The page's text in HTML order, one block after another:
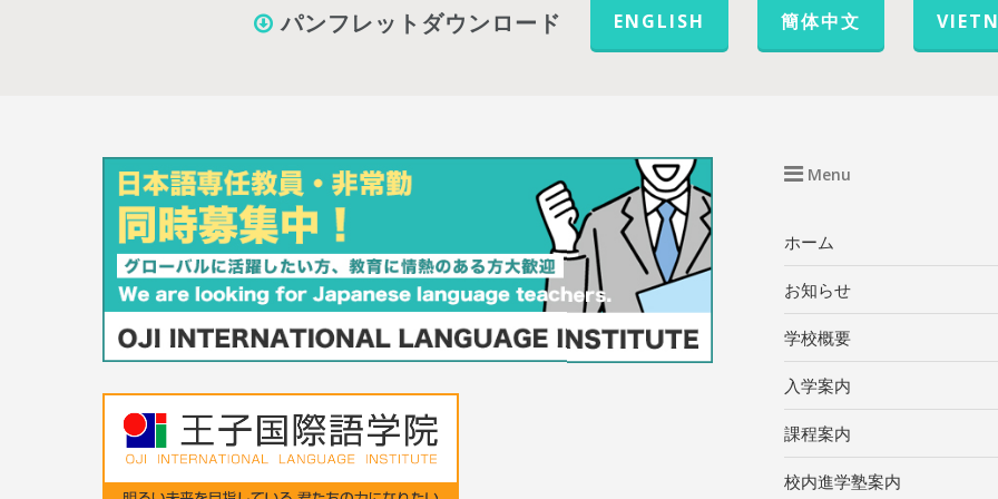
パンフレットダウンロード ENGLISH 簡体中文
Menu
ホーム
お知らせ
学校概要
入学案内
課程案内
校内進学塾案内